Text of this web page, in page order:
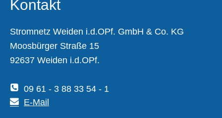
Kontakt
Stromnetz Weiden i.d.OPf. GmbH & Co. KG
Moosbürger Straße 15
92637 Weiden i.d.OPf.
09 61 - 3 88 33 54 - 1
E-Mail